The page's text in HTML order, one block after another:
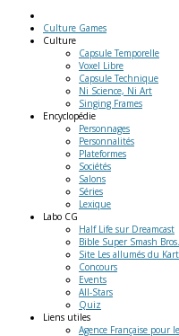
Culture Games
Culture
Capsule Temporelle
Voxel Libre
Capsule Technique
Ni Science, Ni Art
Singing Frames
Encyclopédie
Personnages
Personnalités
Plateformes
Sociétés
Salons
Séries
Lexique
Labo CG
Half Life sur Dreamcast
Bible Super Smash Bros.
Site Les allumés du Kart
Concours
Events
All-Stars
Quiz
Liens utiles
Agence Française pour